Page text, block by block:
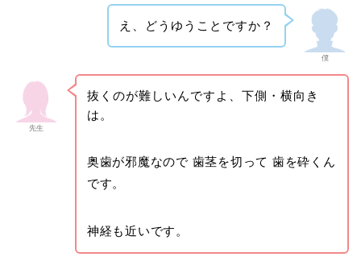
僕
え、どうゆうことですか？
先生
抜くのが難しいんですよ、下側・横向き
は。
奥歯が邪魔なので 歯茎を切って 歯を砕くん
です。
神経も近いです。